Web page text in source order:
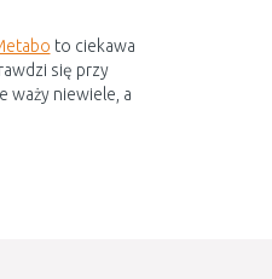
to ciekawa
się przy
waży niewiele, a